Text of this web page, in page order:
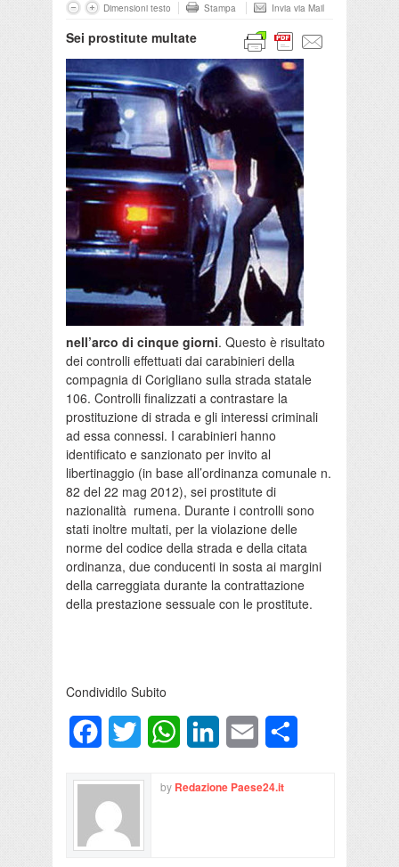
Dimensioni testo Stampa Invia via Mail
Sei prostitute multate
nell’arco di cinque giorni. Questo è risultato
dei controlli effettuati dai carabinieri della
compagnia di Corigliano sulla strada statale
106. Controlli finalizzati a contrastare la
prostituzione di strada e gli interessi criminali
ad essa connessi. I carabinieri hanno
identificato e sanzionato per invito al
libertinaggio (in base all’ordinanza comunale n.
82 del 22 mag 2012), sei prostitute di
nazionalità rumena. Durante i controlli sono
stati inoltre multati, per la violazione delle
norme del codice della strada e della citata
ordinanza, due conducenti in sosta ai margini
della carreggiata durante la contrattazione
della prestazione sessuale con le prostitute.
Condividilo Subito
FacebookTwitter WhatsAppLinkedInEmail
by Redazione Paese24.it